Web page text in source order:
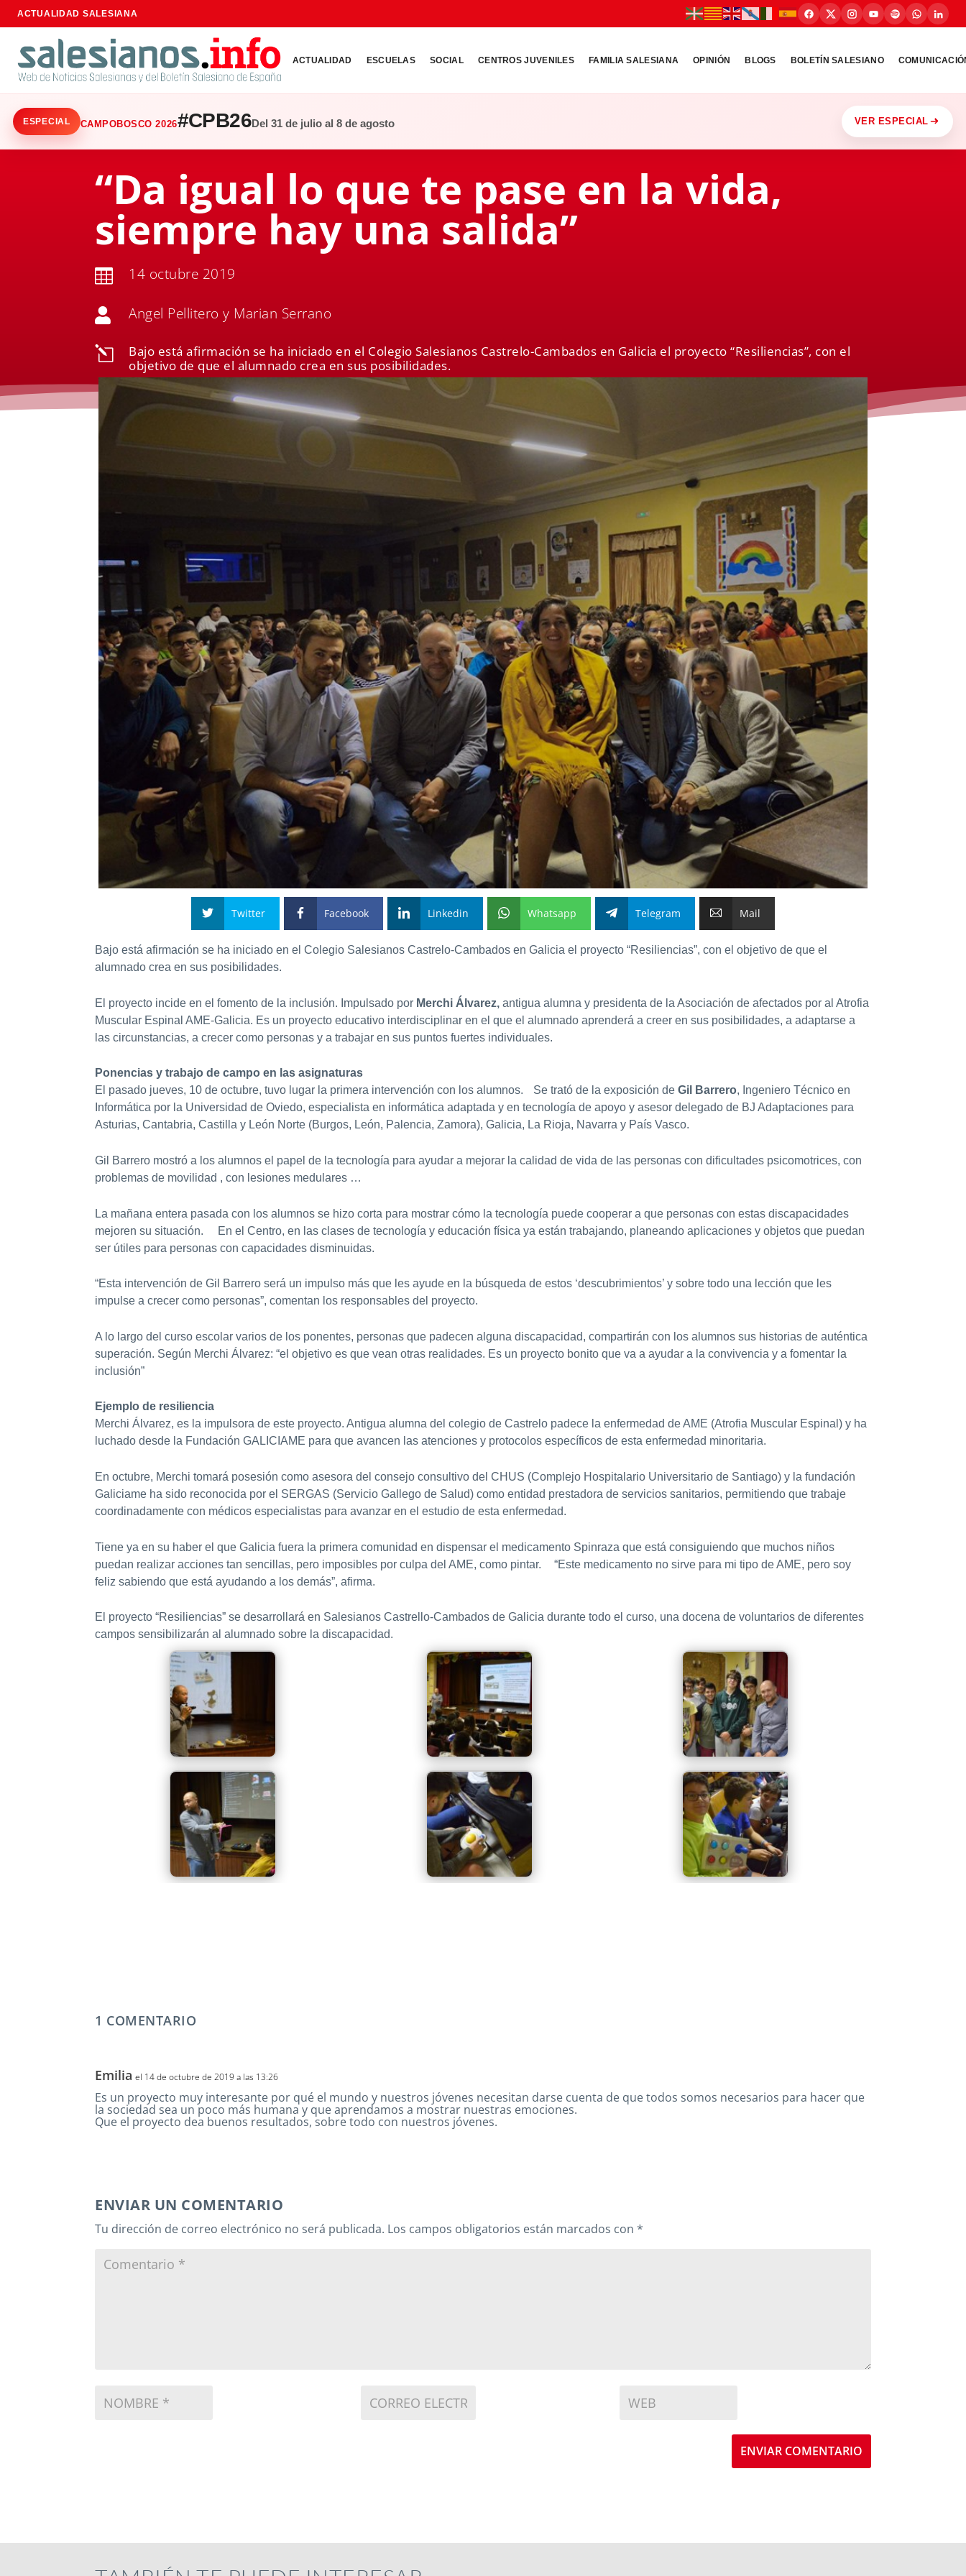
ACTUALIDAD SALESIANA
ACTUALIDAD ESCUELAS SOCIAL CENTROS JUVENILES FAMILIA SALESIANA OPINIÓN BLOGS BOLETÍN SALESIANO
ESPECIAL CAMPOBOSCO 2026#CPB26Del 31 de julio al 8 de agosto VER ESPECIAL
“Da igual lo que te pase en la vida,
siempre hay una salida”
 14 octubre 2019
 Angel Pellitero y Marian Serrano
l
Bajo está afirmación se ha iniciado en el Colegio Salesianos Castrelo-Cambados en Galicia el proyecto “Resiliencias”, con el
objetivo de que el alumnado crea en sus posibilidades.
Twitter Facebook Linkedin Whatsapp Telegram Mail
Bajo está afirmación se ha iniciado en el Colegio Salesianos Castrelo-Cambados en Galicia el proyecto “Resiliencias”, con el objetivo de que el
alumnado crea en sus posibilidades.
El proyecto incide en el fomento de la inclusión. Impulsado por Merchi Álvarez, antigua alumna y presidenta de la Asociación de afectados por al Atrofia
Muscular Espinal AME-Galicia. Es un proyecto educativo interdisciplinar en el que el alumnado aprenderá a creer en sus posibilidades, a adaptarse a
las circunstancias, a crecer como personas y a trabajar en sus puntos fuertes individuales.
Ponencias y trabajo de campo en las asignaturas
El pasado jueves, 10 de octubre, tuvo lugar la primera intervención con los alumnos. Se trató de la exposición de Gil Barrero, Ingeniero Técnico en
Informática por la Universidad de Oviedo, especialista en informática adaptada y en tecnología de apoyo y asesor delegado de BJ Adaptaciones para
Asturias, Cantabria, Castilla y León Norte (Burgos, León, Palencia, Zamora), Galicia, La Rioja, Navarra y País Vasco.
Gil Barrero mostró a los alumnos el papel de la tecnología para ayudar a mejorar la calidad de vida de las personas con dificultades psicomotrices, con
problemas de movilidad , con lesiones medulares …
La mañana entera pasada con los alumnos se hizo corta para mostrar cómo la tecnología puede cooperar a que personas con estas discapacidades
mejoren su situación. En el Centro, en las clases de tecnología y educación física ya están trabajando, planeando aplicaciones y objetos que puedan
ser útiles para personas con capacidades disminuidas.
“Esta intervención de Gil Barrero será un impulso más que les ayude en la búsqueda de estos ‘descubrimientos’ y sobre todo una lección que les
impulse a crecer como personas”, comentan los responsables del proyecto.
A lo largo del curso escolar varios de los ponentes, personas que padecen alguna discapacidad, compartirán con los alumnos sus historias de auténtica
superación. Según Merchi Álvarez: “el objetivo es que vean otras realidades. Es un proyecto bonito que va a ayudar a la convivencia y a fomentar la
inclusión”
Ejemplo de resiliencia
Merchi Álvarez, es la impulsora de este proyecto. Antigua alumna del colegio de Castrelo padece la enfermedad de AME (Atrofia Muscular Espinal) y ha
luchado desde la Fundación GALICIAME para que avancen las atenciones y protocolos específicos de esta enfermedad minoritaria.
En octubre, Merchi tomará posesión como asesora del consejo consultivo del CHUS (Complejo Hospitalario Universitario de Santiago) y la fundación
Galiciame ha sido reconocida por el SERGAS (Servicio Gallego de Salud) como entidad prestadora de servicios sanitarios, permitiendo que trabaje
coordinadamente con médicos especialistas para avanzar en el estudio de esta enfermedad.
Tiene ya en su haber el que Galicia fuera la primera comunidad en dispensar el medicamento Spinraza que está consiguiendo que muchos niños
puedan realizar acciones tan sencillas, pero imposibles por culpa del AME, como pintar. “Este medicamento no sirve para mi tipo de AME, pero soy
feliz sabiendo que está ayudando a los demás”, afirma.
El proyecto “Resiliencias” se desarrollará en Salesianos Castrello-Cambados de Galicia durante todo el curso, una docena de voluntarios de diferentes
campos sensibilizarán al alumnado sobre la discapacidad.
1 COMENTARIO
Emilia el 14 de octubre de 2019 a las 13:26
Es un proyecto muy interesante por qué el mundo y nuestros jóvenes necesitan darse cuenta de que todos somos necesarios para hacer que
la sociedad sea un poco más humana y que aprendamos a mostrar nuestras emociones.
Que el proyecto dea buenos resultados, sobre todo con nuestros jóvenes.
ENVIAR UN COMENTARIO
Tu dirección de correo electrónico no será publicada. Los campos obligatorios están marcados con *
ENVIAR COMENTARIO